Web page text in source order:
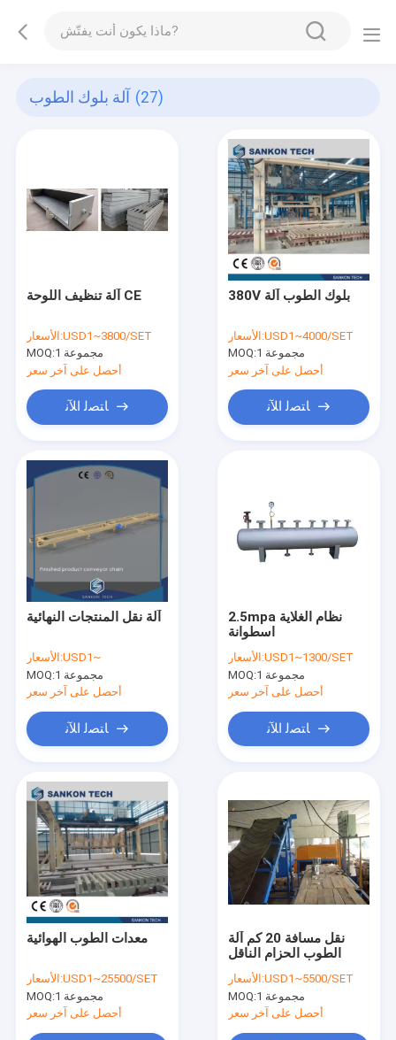
آلة بلوك الطوب (27)
آلة تنظيف اللوحة CE
الأسعار:USD1~3800/SET
MOQ:
1 مجموعة
أحصل على آخر سعر
ﺎﺘﺼﻟ ﺍﻶﻧ
380V بلوك الطوب آلة
الأسعار:USD1~4000/SET
MOQ:
1 مجموعة
أحصل على آخر سعر
ﺎﺘﺼﻟ ﺍﻶﻧ
آلة نقل المنتجات النهائية
الأسعار:USD1~
MOQ:
1 مجموعة
أحصل على آخر سعر
ﺎﺘﺼﻟ ﺍﻶﻧ
2.5mpa نظام الغلاية
اسطوانة
الأسعار:USD1~1300/SET
MOQ:
1 مجموعة
أحصل على آخر سعر
ﺎﺘﺼﻟ ﺍﻶﻧ
معدات الطوب الهوائية
الأسعار:USD1~25500/SET
MOQ:
1 مجموعة
أحصل على آخر سعر
نقل مسافة 20 كم آلة
الطوب الحزام الناقل
الأسعار:USD1~5500/SET
MOQ:
1 مجموعة
أحصل على آخر سعر